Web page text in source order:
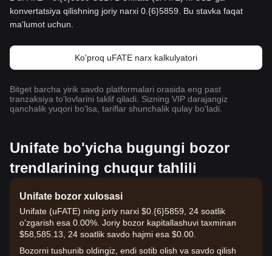
konvertatsiya qilishning joriy narxi 0.{6}5859. Bu stavka faqat
ma'lumot uchun.
Ko'proq uFATE narx kalkulyatori
Bitget barcha yirik savdo platformalari orasida eng past
tranzaksiya to'lovlarini taklif qiladi. Sizning VIP darajangiz
qanchalik yuqori bo'lsa, tariflar shunchalik qulay bo'ladi.
Unifate bo'yicha bugungi bozor
trendlarining chuqur tahlili
Unifate bozor xulosasi
Unifate (uFATE) ning joriy narxi $0.{6}5859, 24 soatlik
o'zgarish esa 0.00%. Joriy bozor kapitallashuvi taxminan
$58,585.13, 24 soatlik savdo hajmi esa $0.00.
Bozorni tushunib oldingiz, endi sotib olish va savdo qilish